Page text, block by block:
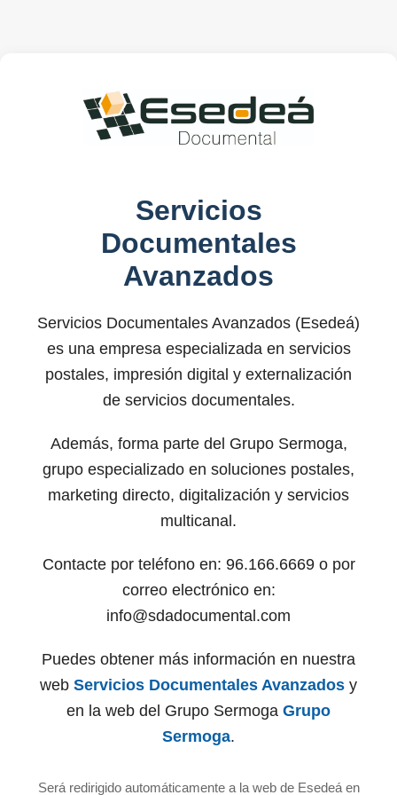
Servicios
Documentales
Avanzados
Servicios Documentales Avanzados (Esedeá)
es una empresa especializada en servicios
postales, impresión digital y externalización
de servicios documentales.
Además, forma parte del Grupo Sermoga,
grupo especializado en soluciones postales,
marketing directo, digitalización y servicios
multicanal.
Contacte por teléfono en: 96.166.6669 o por
correo electrónico en:
info@sdadocumental.com
Puedes obtener más información en nuestra
web Servicios Documentales Avanzados y
en la web del Grupo Sermoga Grupo
Sermoga.
Será redirigido automáticamente a la web de Esedeá en